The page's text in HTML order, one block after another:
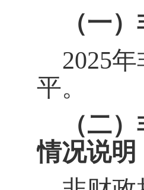
（一
2025年
平。
（二
情况说明